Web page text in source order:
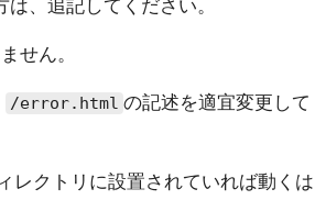
、追記してください。
せん。
/error.html の記述を適宜変更して
レクトリに設置されていれば動くは